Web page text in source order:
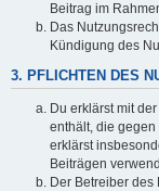
Beitrag im
Das
Kündigung des
3. PFLICHTEN DES
Du erklärst mit
enthält, die
erklärst
Beiträgen
Der Betreiber des